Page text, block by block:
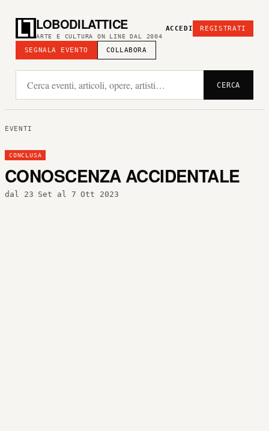
LOBODILATTICE
ARTE E CULTURA ON LINE DAL 2004
SEGNALA EVENTO COLLABORA
ACCEDI REGISTRATI
CERCA
EVENTI
CONCLUSA
CONOSCENZA ACCIDENTALE
dal 23 Set al 7 Ott 2023